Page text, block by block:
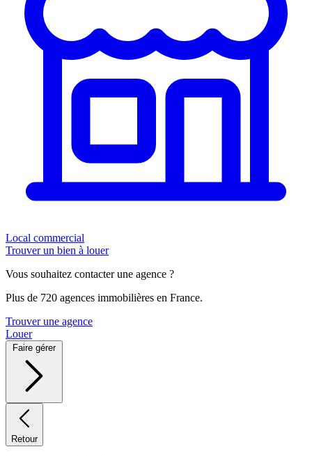
Local commercial
Trouver un bien à louer
Vous souhaitez contacter une agence ?
Plus de 720 agences immobilières en France.
Trouver une agence
Louer
Faire gérer
Retour